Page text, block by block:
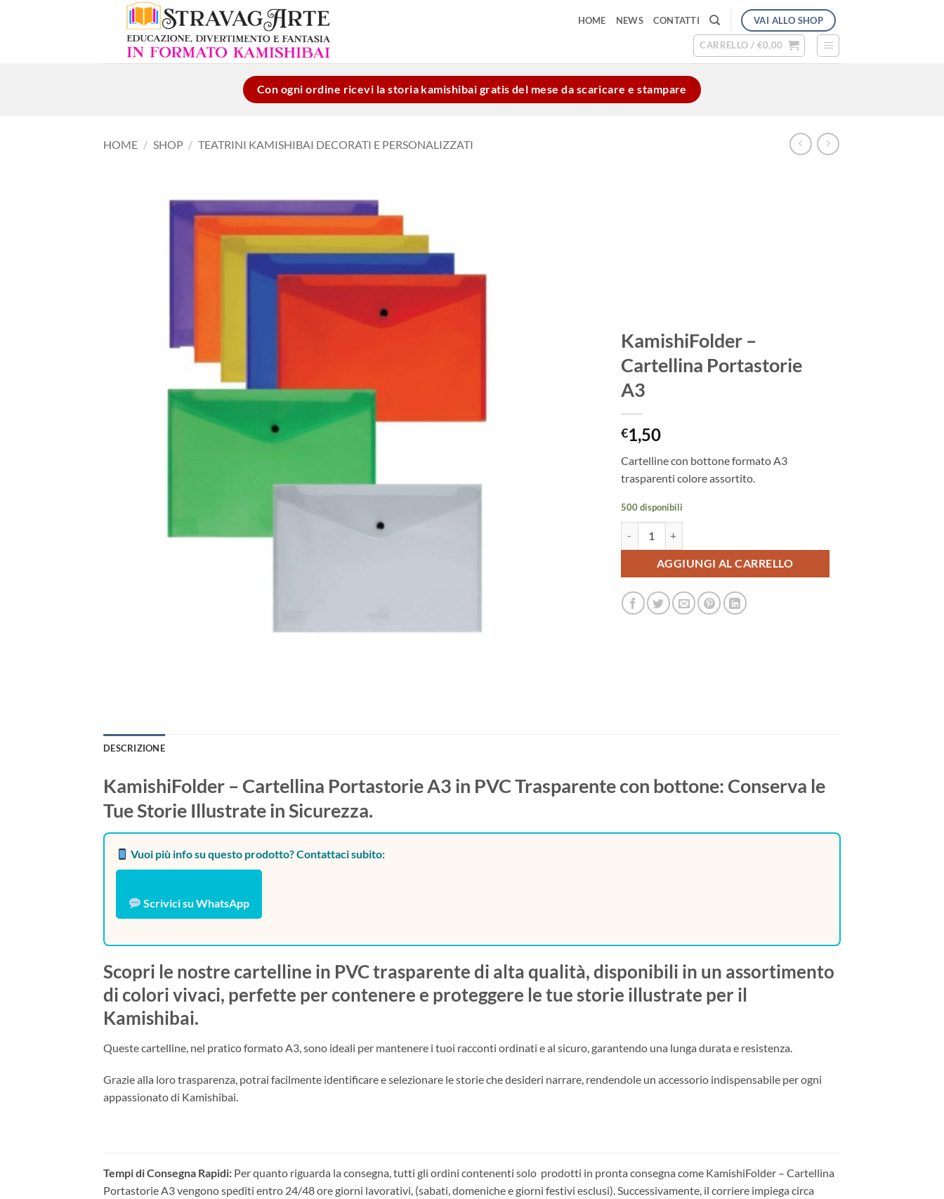
HOME NEWS CONTATTI VAI ALLO SHOP
CARRELLO / €0,00
Con ogni ordine ricevi la storia kamishibai gratis del mese da scaricare e stampare
HOME / SHOP / TEATRINI KAMISHIBAI DECORATI E PERSONALIZZATI
KamishiFolder –
Cartellina Portastorie
A3
€1,50
Cartelline con bottone formato A3
trasparenti colore assortito.
500 disponibili
AGGIUNGI AL CARRELLO
DESCRIZIONE
KamishiFolder – Cartellina Portastorie A3 in PVC Trasparente con bottone: Conserva le
Tue Storie Illustrate in Sicurezza.
Vuoi più info su questo prodotto? Contattaci subito:
Scrivici su WhatsApp
Scopri le nostre cartelline in PVC trasparente di alta qualità, disponibili in un assortimento
di colori vivaci, perfette per contenere e proteggere le tue storie illustrate per il
Kamishibai.
Queste cartelline, nel pratico formato A3, sono ideali per mantenere i tuoi racconti ordinati e al sicuro, garantendo una lunga durata e resistenza.
Grazie alla loro trasparenza, potrai facilmente identificare e selezionare le storie che desideri narrare, rendendole un accessorio indispensabile per ogni
appassionato di Kamishibai.
Tempi di Consegna Rapidi: Per quanto riguarda la consegna, tutti gli ordini contenenti solo prodotti in pronta consegna come KamishiFolder – Cartellina
Portastorie A3 vengono spediti entro 24/48 ore giorni lavorativi, (sabati, domeniche e giorni festivi esclusi). Successivamente, il corriere impiega circa